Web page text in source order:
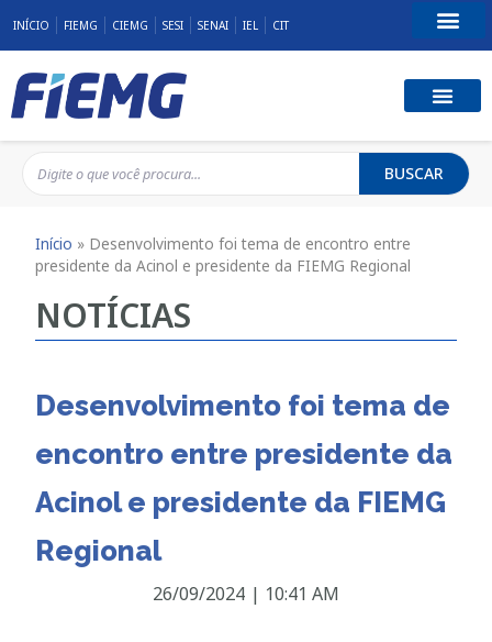
INÍCIO FIEMG CIEMG SESI SENAI IEL CIT
BUSCAR
Início » Desenvolvimento foi tema de encontro entre
presidente da Acinol e presidente da FIEMG Regional
NOTÍCIAS
Desenvolvimento foi tema de
encontro entre presidente da
Acinol e presidente da FIEMG
Regional
26/09/2024 | 10:41 AM